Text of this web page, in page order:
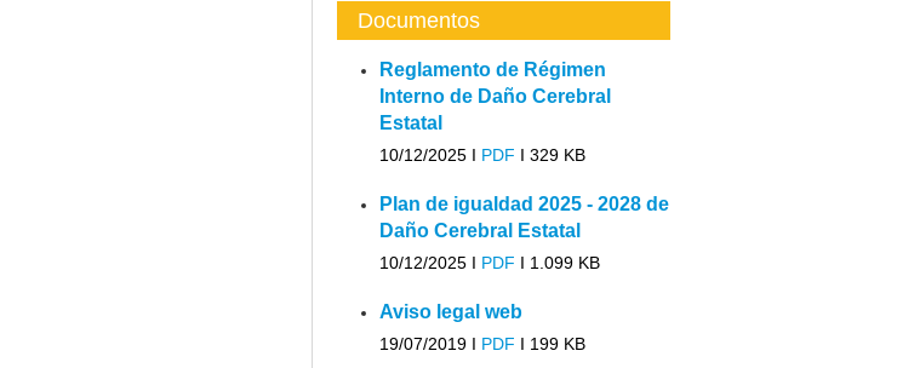
Documentos
Reglamento de Régimen
Interno de Daño Cerebral
Estatal
10/12/2025 I PDF I 329 KB
Plan de igualdad 2025 - 2028 de
Daño Cerebral Estatal
10/12/2025 I PDF I 1.099 KB
Aviso legal web
19/07/2019 I PDF I 199 KB